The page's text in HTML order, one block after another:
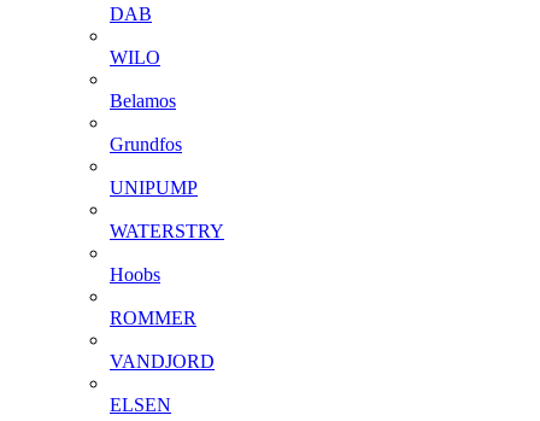
DAB
WILO
Belamos
Grundfos
UNIPUMP
WATERSTRY
Hoobs
ROMMER
VANDJORD
ELSEN